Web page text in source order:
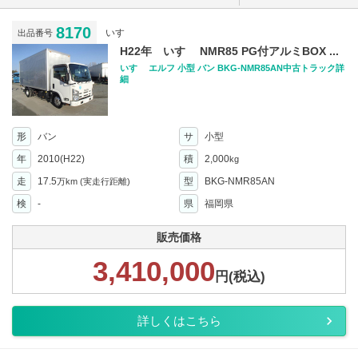
出品番号 8170 いすゞ
H22年 いすゞ NMR85 PG付アルミBOX ...
いすゞ エルフ 小型 バン BKG-NMR85AN中古トラック詳
細
形 バン サ
小型
年
2010(H22) 積 2,000kg
走 17.5万km (実走行距離) 型
BKG-NMR85AN
検
- 県 福岡県
販売価格
3,410,000 円(税込)
詳しくはこちら